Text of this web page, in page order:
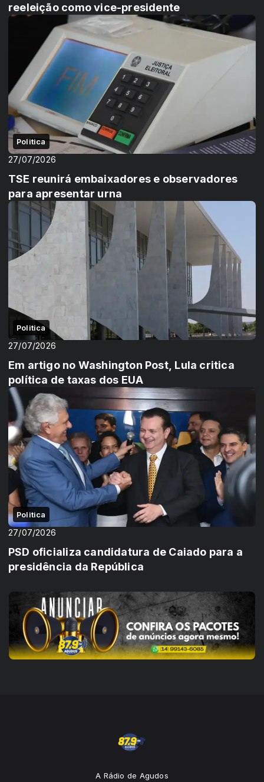
reeleição como vice-presidente
Politica
27/07/2026
TSE reunirá embaixadores e observadores
para apresentar urna
Politica
27/07/2026
Em artigo no Washington Post, Lula critica
política de taxas dos EUA
Politica
27/07/2026
PSD oficializa candidatura de Caiado para a
presidência da República
A Rádio de Agudos